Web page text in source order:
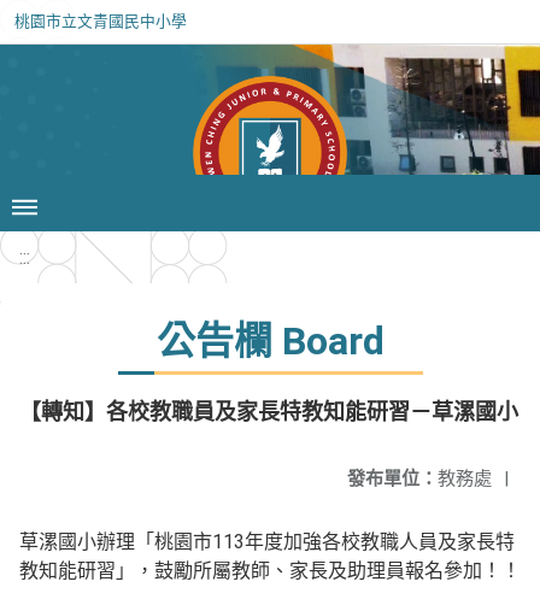
桃園市立文青國民中小學
:::
公告欄 Board
【轉知】各校教職員及家長特教知能研習－草漯國小
發布單位： 教務處 |
草漯國小辦理「桃園市113年度加強各校教職人員及家長特
教知能研習」，鼓勵所屬教師、家長及助理員報名參加！！